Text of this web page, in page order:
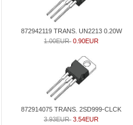
872942119 TRANS. UN2213 0.20W
1.00EUR 0.90EUR
872914075 TRANS. 2SD999-CLCK
3.93EUR 3.54EUR